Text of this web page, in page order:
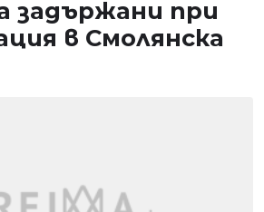
задържани при
в Смолянска